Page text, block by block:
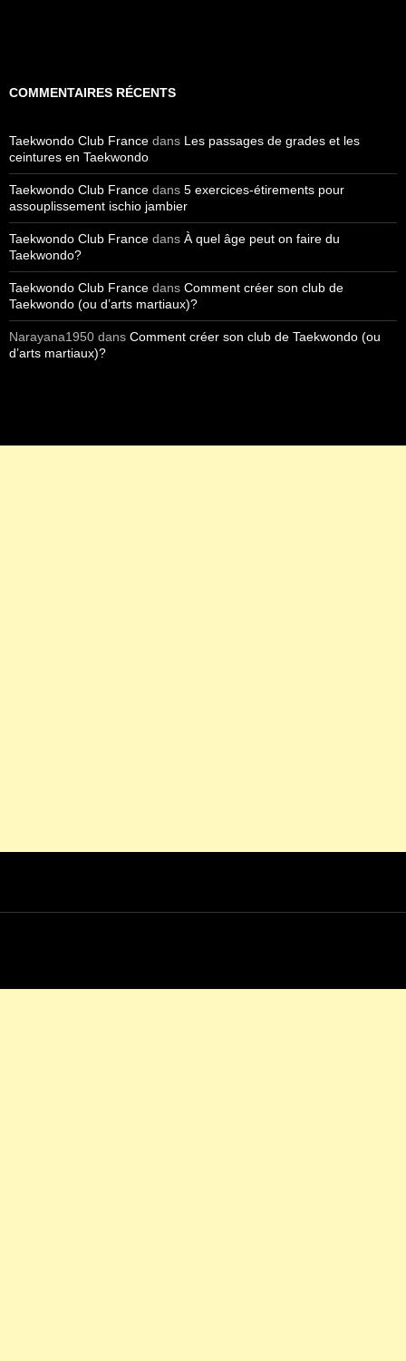
COMMENTAIRES RÉCENTS
Taekwondo Club France dans Les passages de grades et les
ceintures en Taekwondo
Taekwondo Club France dans 5 exercices-étirements pour
assouplissement ischio jambier
Taekwondo Club France dans À quel âge peut on faire du
Taekwondo?
Taekwondo Club France dans Comment créer son club de
Taekwondo (ou d’arts martiaux)?
Narayana1950 dans Comment créer son club de Taekwondo (ou
d’arts martiaux)?